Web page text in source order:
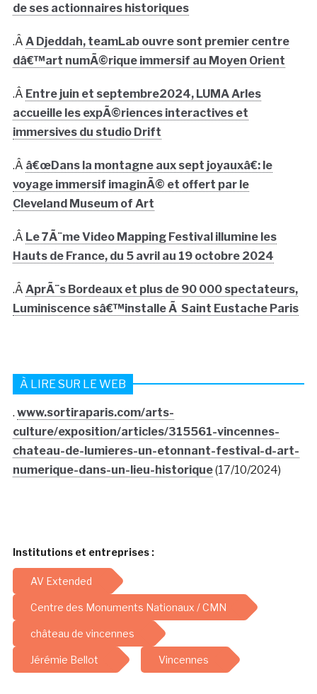
de ses actionnaires historiques
.Â A Djeddah, teamLab ouvre sont premier centre
dâ€™art numÃ©rique immersif au Moyen Orient
.Â Entre juin et septembre2024, LUMA Arles
accueille les expÃ©riences interactives et
immersives du studio Drift
.Â â€œDans la montagne aux sept joyauxâ€: le
voyage immersif imaginÃ© et offert par le
Cleveland Museum of Art
.Â Le 7Ã¨me Video Mapping Festival illumine les
Hauts de France, du 5 avril au 19 octobre 2024
.Â AprÃ¨s Bordeaux et plus de 90 000 spectateurs,
Luminiscence sâ€™installe Ã Saint Eustache Paris
À LIRE SUR LE WEB
. www.sortiraparis.com/arts-
culture/exposition/articles/315561-vincennes-
chateau-de-lumieres-un-etonnant-festival-d-art-
numerique-dans-un-lieu-historique(17/10/2024)
Institutions et entreprises :
AV Extended
Centre des Monuments Nationaux / CMN
château de vincennes
Jérémie Bellot Vincennes